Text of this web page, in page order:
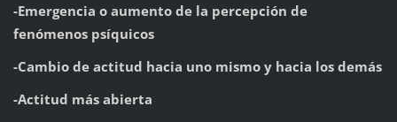
-Emergencia o aumento de la percepción de
fenómenos psíquicos
-Cambio de actitud hacia uno mismo y hacia los demás
-Actitud más abierta